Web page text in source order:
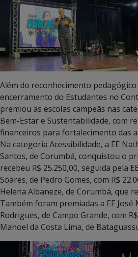
Além do reconhecimento
encerramento do Estudantes no
premiou as escolas campeãs nas
Bem-Estar e Sustentabilidade, com
financeiros para fortalecimento das
Na categoria Acessibilidade, a EE
Santos, de Corumbá, conquistou o
recebeu R$ 25.250,00, seguida pela
Soares, de Pedro Gomes, com R$
Helena Albaneze, de Corumbá, que
Também foram premiadas a EE José
Rodrigues, de Campo Grande, com
Manoel da Costa Lima, de